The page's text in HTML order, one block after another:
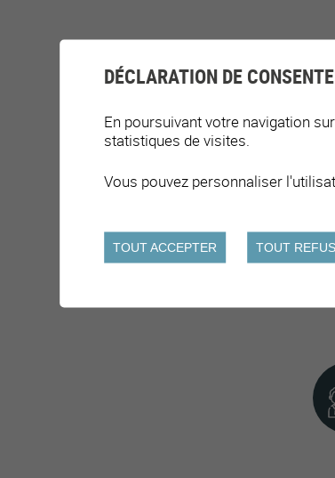
DÉCLARATION DE
En poursuivant votre navigation
statistiques de visites.
Vous pouvez personnaliser
TOUT ACCEPTER TOUT